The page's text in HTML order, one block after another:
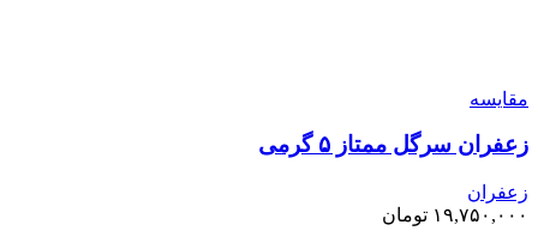
مقايسه
زعفران سرگل ممتاز ۵ گرمی
زعفران
۱۹,۷۵۰,۰۰۰ تومان